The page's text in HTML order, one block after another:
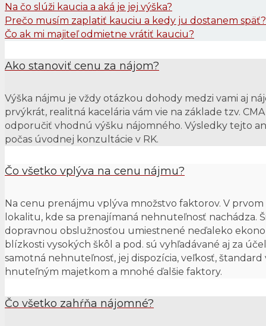
Na čo slúži kaucia a aká je jej výška?
Prečo musím zaplatiť kauciu a kedy ju dostanem späť?
Čo ak mi majiteľ odmietne vrátiť kauciu?
Ako stanoviť cenu za nájom?
Výška nájmu je vždy otázkou dohody medzi vami aj
prvýkrát, realitná kacelária vám vie na základe tzv.
odporučiť vhodnú výšku nájomného. Výsledky tejto
počas úvodnej konzultácie v RK.
Čo všetko vplýva na cenu nájmu?
Na cenu prenájmu vplýva množstvo faktorov. V
lokalitu, kde sa prenajímaná nehnuteľnosť nachádza.
dopravnou obslužnosťou umiestnené neďaleko
blízkosti vysokých škôl a pod. sú vyhľadávané aj za
samotná nehnuteľnosť, jej dispozícia, veľkosť,
hnuteľným majetkom a mnohé ďalšie faktory.
Čo všetko zahŕňa nájomné?